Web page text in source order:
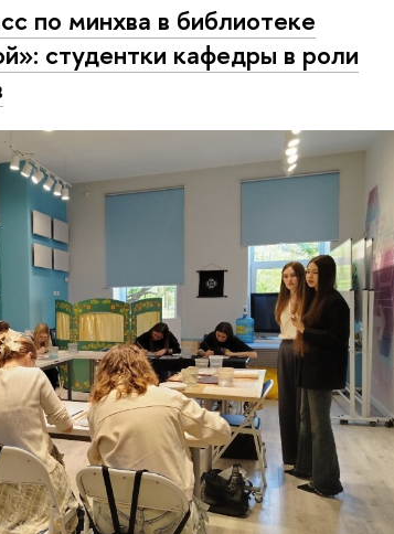
по минхва в библиотеке
студентки кафедры в роли